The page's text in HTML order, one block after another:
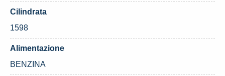
Cilindrata
1598
Alimentazione
BENZINA